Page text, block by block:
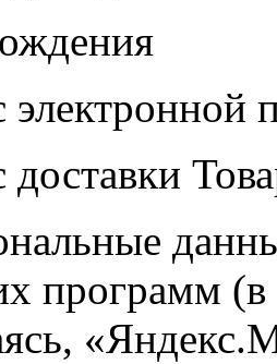
электронной
доставки
программ